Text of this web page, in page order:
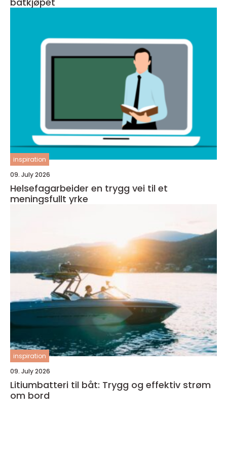
inspiration
09. July 2026
Helsefagarbeider en trygg vei til et
meningsfullt yrke
inspiration
09. July 2026
Litiumbatteri til båt: Trygg og effektiv strøm
om bord